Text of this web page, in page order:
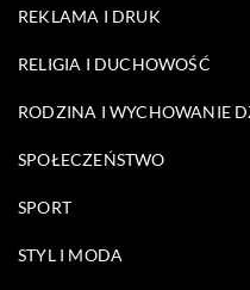
REKLAMA I DRUK
RELIGIA I DUCHOWOŚĆ
RODZINA I WYCHOWANIE
SPOŁECZEŃSTWO
SPORT
STYL I MODA